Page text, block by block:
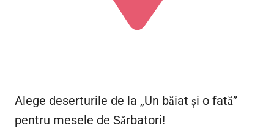
Alege deserturile de la „Un băiat și o fată”
pentru mesele de Sărbatori!